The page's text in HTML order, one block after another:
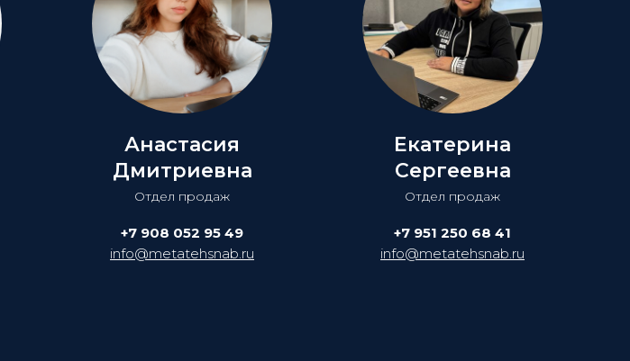
Анастасия
Дмитриевна
Отдел продаж
+7 908 052 95 49
info@metatehsnab.ru
Екатерина
Сергеевна
Отдел продаж
+7 951 250 68 41
info@metatehsnab.ru